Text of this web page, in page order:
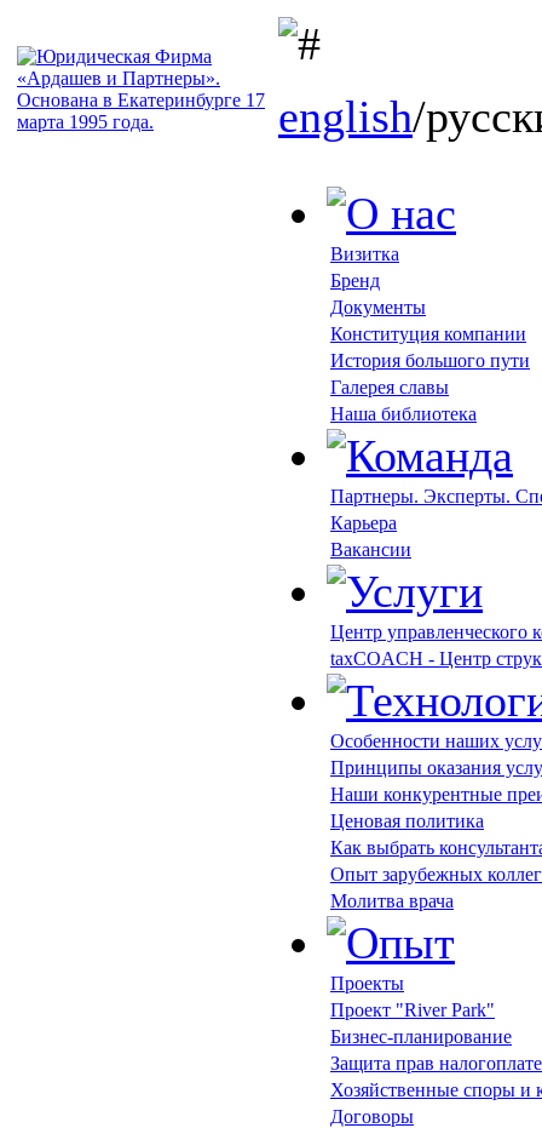
english/
Визитка
Бренд
Документы
Конституция компании
История большого пути
Галерея славы
Наша библиотека
Партнеры. Эксперты.
Карьера
Вакансии
Центр управленческого
taxCOACH - Центр
Особенности наших
Принципы оказания
Наши конкурентные
Ценовая политика
Как выбрать
Опыт зарубежных коллег
Молитва врача
Проекты
Проект "River Park"
Бизнес-планирование
Защита прав
Хозяйственные споры и
Договоры